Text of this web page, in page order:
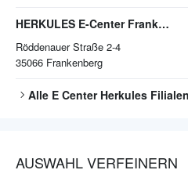
HERKULES E-Center Frankenberg
Röddenauer Straße 2-4
35066 Frankenberg
Alle E Center Herkules Filialen
AUSWAHL VERFEINERN